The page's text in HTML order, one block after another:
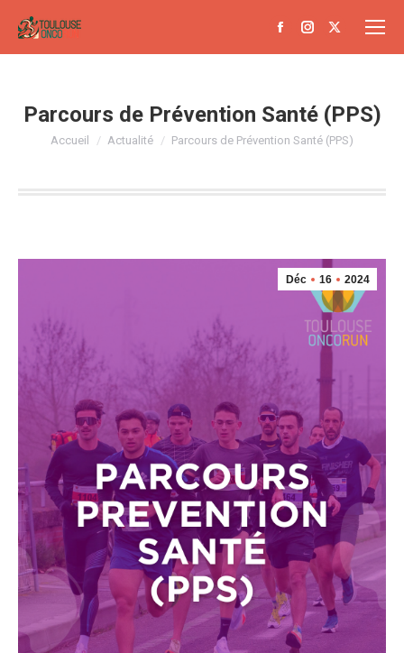
Parcours de Prévention Santé (PPS)
Vous êtes ici :
Accueil Actualité Parcours de Prévention Santé (PPS)
Déc 16 2024